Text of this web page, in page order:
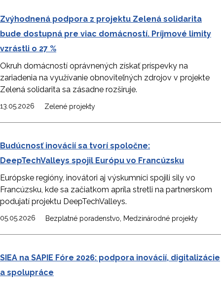
Zvýhodnená podpora z projektu Zelená solidarita
bude dostupná pre viac domácností. Príjmové limity
vzrástli o 27 %
Okruh domácností oprávnených získať príspevky na
zariadenia na využívanie obnoviteľných zdrojov v projekte
Zelená solidarita sa zásadne rozširuje.
13.05.2026 Zelené projekty
Budúcnosť inovácií sa tvorí spoločne:
DeepTechValleys spojil Európu vo Francúzsku
Európske regióny, inovátori aj výskumníci spojili sily vo
Francúzsku, kde sa začiatkom apríla stretli na partnerskom
podujatí projektu DeepTechValleys.
05.05.2026 Bezplatné poradenstvo Medzinárodné projekty
SIEA na SAPIE Fóre 2026: podpora inovácií, digitalizácie
a spolupráce